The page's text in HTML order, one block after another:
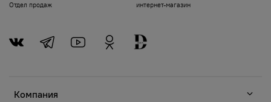
Компания
Отдел продаж интернет-магазин